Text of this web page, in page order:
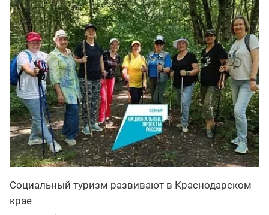
Социальный туризм развивают в Краснодарском
крае